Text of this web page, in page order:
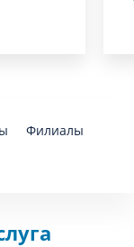
Филиалы